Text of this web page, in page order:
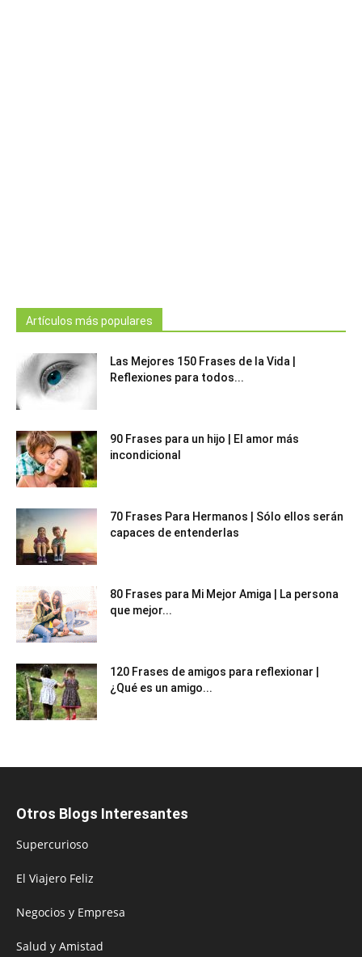
Artículos más populares
Las Mejores 150 Frases de la Vida |
Reflexiones para todos...
90 Frases para un hijo | El amor más
incondicional
70 Frases Para Hermanos | Sólo ellos serán
capaces de entenderlas
80 Frases para Mi Mejor Amiga | La persona
que mejor...
120 Frases de amigos para reflexionar |
¿Qué es un amigo...
Otros Blogs Interesantes
Supercurioso
El Viajero Feliz
Negocios y Empresa
Salud y Amistad